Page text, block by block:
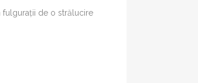
fulgurații de o strălucire